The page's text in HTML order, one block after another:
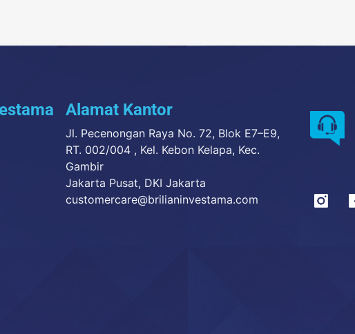
Alamat Kantor
Jl. Pecenongan Raya No. 72, Blok E7–E9,
RT. 002/004 , Kel. Kebon Kelapa, Kec.
Gambir
Jakarta Pusat, DKI Jakarta
customercare@brilianinvestama.com